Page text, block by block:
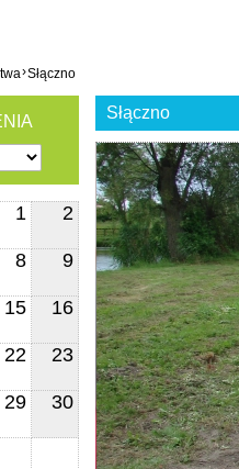
›Słączno
1 2
8 9
15 16
22 23
29 30
Słączno